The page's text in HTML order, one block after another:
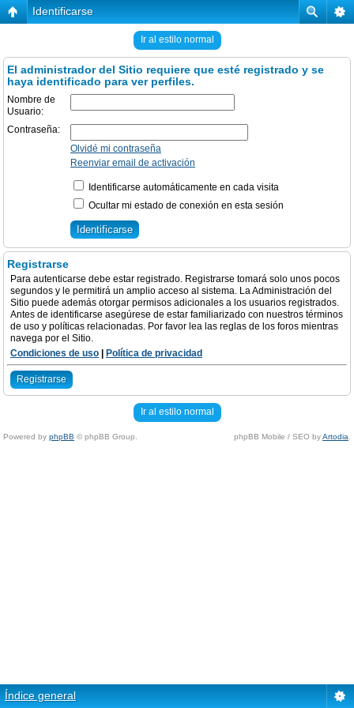
Identificarse
Ir al estilo normal
El administrador del Sitio requiere que esté registrado y se
haya identificado para ver perfiles.
Nombre de
Usuario:
Contraseña:
Olvidé mi contraseña
Reenviar email de activación
Identificarse automáticamente en cada visita
Ocultar mi estado de conexión en esta sesión
Registrarse
Para autenticarse debe estar registrado. Registrarse tomará solo unos pocos
segundos y le permitirá un amplio acceso al sistema. La Administración del
Sitio puede además otorgar permisos adicionales a los usuarios registrados.
Antes de identificarse asegúrese de estar familiarizado con nuestros términos
de uso y políticas relacionadas. Por favor lea las reglas de los foros mientras
navega por el Sitio.
Condiciones de uso
Política de privacidad
Registrarse
Ir al estilo normal
Powered by phpBB © phpBB Group. phpBB Mobile / SEO byArtodia
Índice general